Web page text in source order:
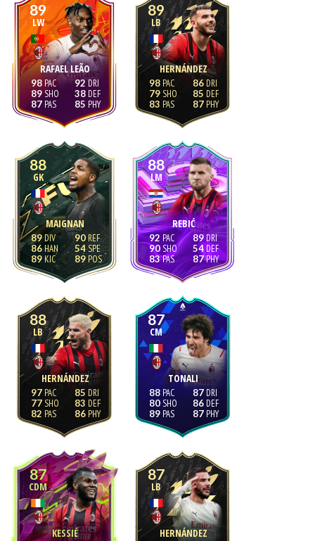
89
LW
RAFAEL LEÃO
98
89
87
92
38
85
89
LB
HERNÁNDEZ
98
79
83
86
85
87
88
GK
MAIGNAN
89
86
89
90
54
89
88
LM
REBIĆ
92
90
83
89
54
87
88
LB
HERNÁNDEZ
97
77
82
85
83
86
87
CM
TONALI
88
80
89
87
86
87
87
CDM
KESSIÉ
87
LB
HERNÁNDEZ